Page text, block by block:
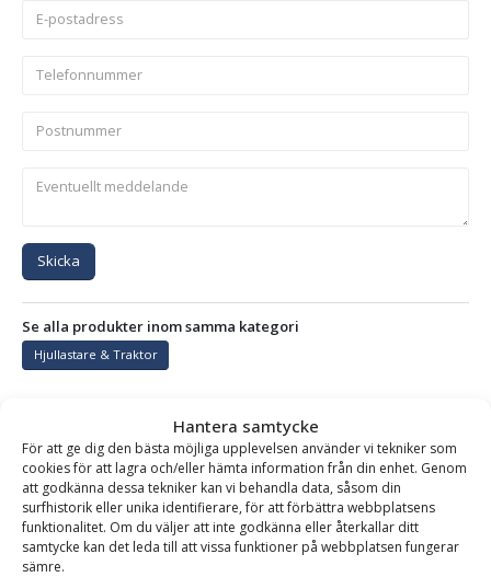
Hantera samtycke
För att ge dig den bästa möjliga upplevelsen använder vi tekniker som
cookies för att lagra och/eller hämta information från din enhet. Genom
att godkänna dessa tekniker kan vi behandla data, såsom din
surfhistorik eller unika identifierare, för att förbättra webbplatsens
funktionalitet. Om du väljer att inte godkänna eller återkallar ditt
samtycke kan det leda till att vissa funktioner på webbplatsen fungerar
sämre.
Skicka
Se alla produkter inom samma kategori
Hjullastare & Traktor
BESKRIVNING
Gaffelställ – mekaniskt, fäste L30, kapacitet 4000 kg,
rambredd 1500 mm, gaffellängd 1400 mm